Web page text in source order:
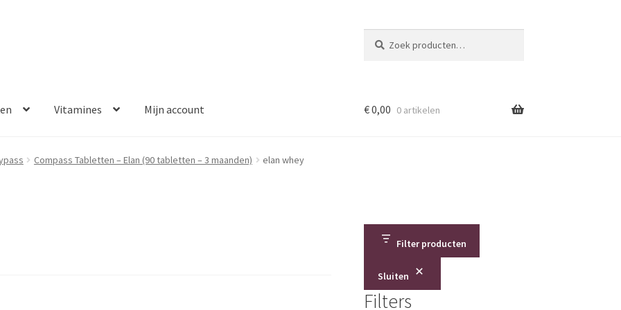
naar:
Vitamines Mijn account
Disclaimer Klantenservice My account Over ons
€0,00 0 artikelen
Compass Tabletten – Elan (90 tabletten – 3 maanden) elan whey
Filter producten
Sluiten
Filters